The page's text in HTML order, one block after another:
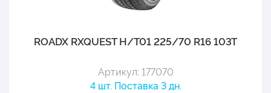
ROADX RXQUEST H/T01 225/70 R16 103T
Артикул: 177070
4 шт. Поставка 3 дн.